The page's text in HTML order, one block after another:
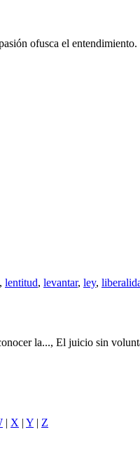
ofusca el entendimiento.
, lentitud, levantar, ley,
la..., El juicio sin
| X | Y | Z